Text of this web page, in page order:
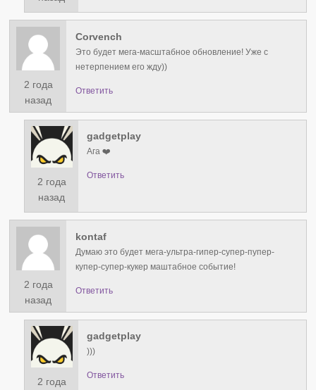
2 года
назад
Corvench
Это будет мега-масштабное обновление! Уже с
нетерпением его жду))
Ответить
2 года
назад
gadgetplay
Ага ❤️
Ответить
2 года
назад
kontaf
Думаю это будет мега-ультра-гипер-супер-пупер-
купер-супер-кукер маштабное событие!
Ответить
2 года
gadgetplay
)))
Ответить